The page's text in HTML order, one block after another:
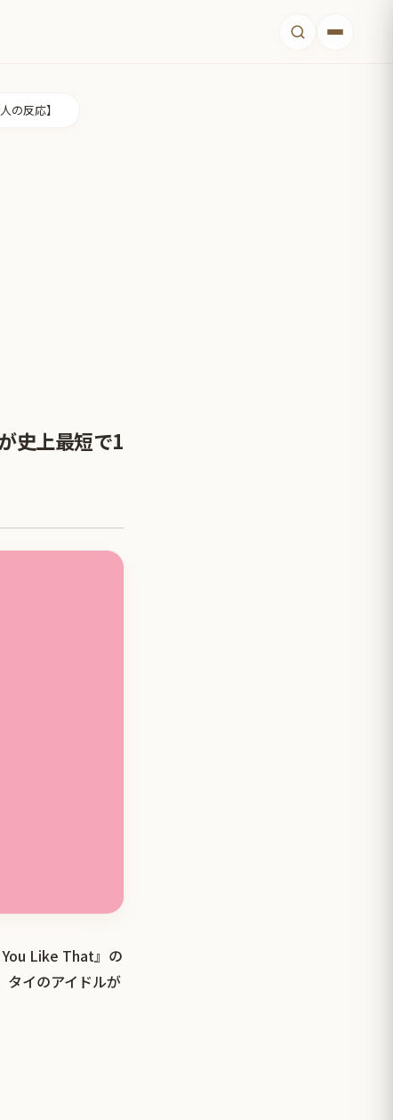
の反応】
史上最短で1
Like That』の
タイのアイドルが